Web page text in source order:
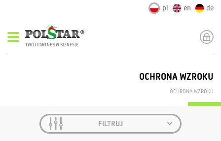
pl en de
TWÓJ PARTNER W BIZNESIE
OCHRONA WZROKU
OCHRONA WZROKU
FILTRUJ